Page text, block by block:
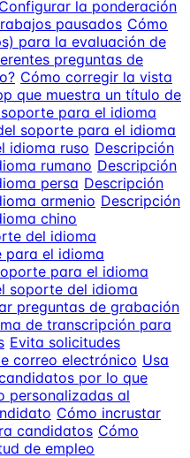
Configurar la ponderación
pausados Cómo
para la evaluación de
preguntas de
Cómo corregir la vista
que muestra un título de
soporte para el idioma
soporte para el idioma
idioma ruso Descripción
rumano Descripción
persa Descripción
armenio Descripción
chino
del idioma
para el idioma
para el idioma
soporte del idioma
preguntas de grabación
de transcripción para
Evita solicitudes
correo electrónico Usa
por lo que
personalizadas al
Cómo incrustar
candidatos Cómo
de empleo